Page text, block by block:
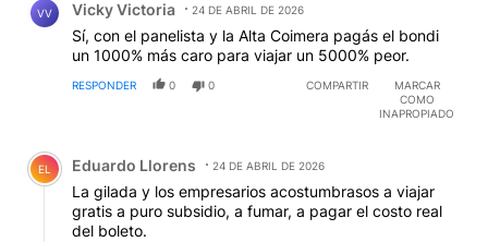
VV Vicky Victoria 24 DE ABRIL DE 2026
Sí, con el panelista y la Alta Coimera pagás el bondi
un 1000% más caro para viajar un 5000% peor.
RESPONDER 0 0 COMPARTIR
MARCAR
COMO
INAPROPIADO
Comentario de Eduardo Llorens.
EL Eduardo Llorens 24 DE ABRIL DE 2026
La gilada y los empresarios acostumbrasos a viajar
gratis a puro subsidio, a fumar, a pagar el costo real
del boleto.